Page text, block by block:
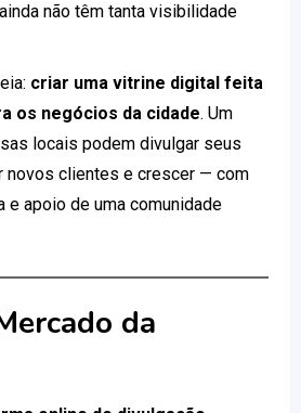
não têm tanta visibilidade
criar uma vitrine digital feita
os negócios da cidade. Um
locais podem divulgar seus
novos clientes e crescer — com
e apoio de uma comunidade
da